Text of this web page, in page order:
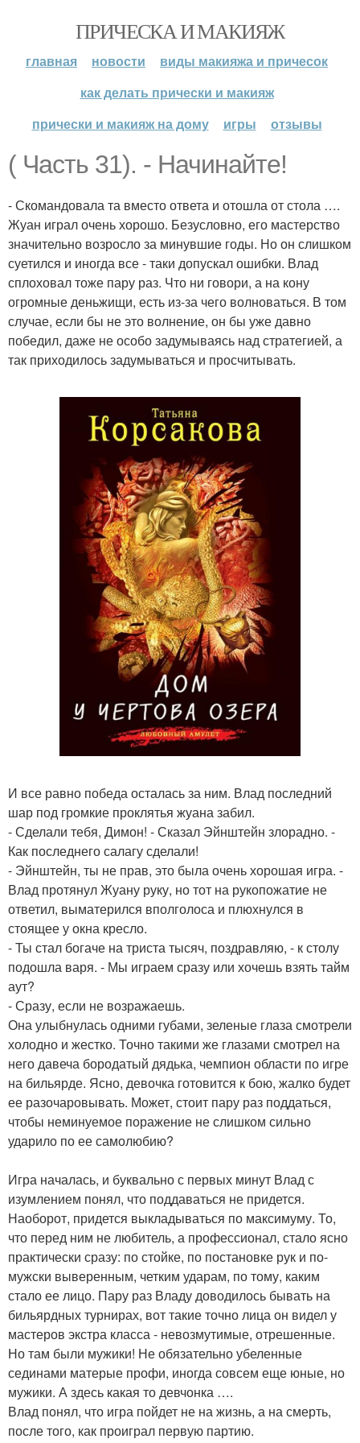
ПРИЧЕСКА И МАКИЯЖ
главная новости
виды макияжа и причесок
как делать прически и макияж
прически и макияж на дому
игры отзывы
( Часть 31). - Начинайте!
- Скомандовала та вместо ответа и отошла от стола ….
Жуан играл очень хорошо. Безусловно, его мастерство
значительно возросло за минувшие годы. Но он слишком
суетился и иногда все - таки допускал ошибки. Влад
сплоховал тоже пару раз. Что ни говори, а на кону
огромные деньжищи, есть из-за чего волноваться. В том
случае, если бы не это волнение, он бы уже давно
победил, даже не особо задумываясь над стратегией, а
так приходилось задумываться и просчитывать.
И все равно победа осталась за ним. Влад последний
шар под громкие проклятья жуана забил.
- Сделали тебя, Димон! - Сказал Эйнштейн злорадно. -
Как последнего салагу сделали!
- Эйнштейн, ты не прав, это была очень хорошая игра. -
Влад протянул Жуану руку, но тот на рукопожатие не
ответил, выматерился вполголоса и плюхнулся в
стоящее у окна кресло.
- Ты стал богаче на триста тысяч, поздравляю, - к столу
подошла варя. - Мы играем сразу или хочешь взять тайм
аут?
- Сразу, если не возражаешь.
Она улыбнулась одними губами, зеленые глаза смотрели
холодно и жестко. Точно такими же глазами смотрел на
него давеча бородатый дядька, чемпион области по игре
на бильярде. Ясно, девочка готовится к бою, жалко будет
ее разочаровывать. Может, стоит пару раз поддаться,
чтобы неминуемое поражение не слишком сильно
ударило по ее самолюбию?
Игра началась, и буквально с первых минут Влад с
изумлением понял, что поддаваться не придется.
Наоборот, придется выкладываться по максимуму. То,
что перед ним не любитель, а профессионал, стало ясно
практически сразу: по стойке, по постановке рук и по-
мужски выверенным, четким ударам, по тому, каким
стало ее лицо. Пару раз Владу доводилось бывать на
бильярдных турнирах, вот такие точно лица он видел у
мастеров экстра класса - невозмутимые, отрешенные.
Но там были мужики! Не обязательно убеленные
сединами матерые профи, иногда совсем еще юные, но
мужики. А здесь какая то девчонка ….
Влад понял, что игра пойдет не на жизнь, а на смерть,
после того, как проиграл первую партию.